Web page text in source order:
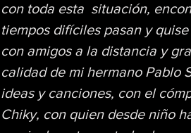
con toda esta  situación,
tiempos difíciles pasan y
con amigos a la distancia y
calidad de mi hermano Pablo
ideas y canciones, con el
Chiky, con quien desde niño